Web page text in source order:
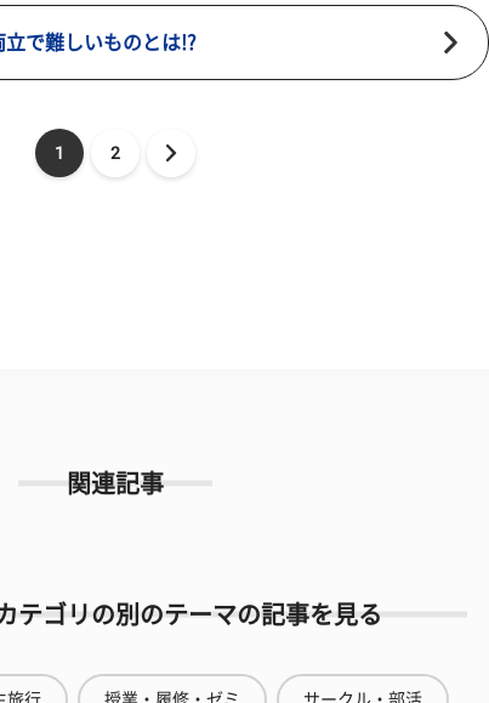
立で難しいものとは!?
1 2
関連記事
テゴリの別のテーマの記事を見る
旅行 授業・履修・ゼミ サークル・部活